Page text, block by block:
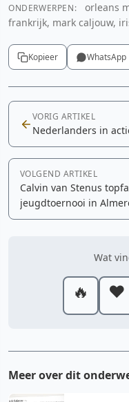
ONDERWERPEN:
orleans
frankrijk, mark caljouw,
Kopieer WhatsApp
VORIG ARTIKEL
Nederlanders in
VOLGEND ARTIKEL
Calvin van Stenus
jeugdtoernooi in
Wat
🔥 ❤️
Meer over dit